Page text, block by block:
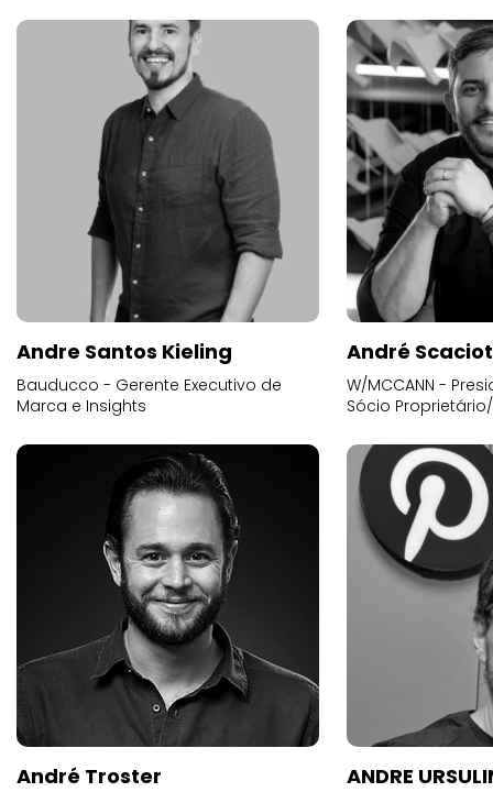
Andre Santos Kieling
Bauducco - Gerente Executivo de
Marca e Insights
André
W/MCCANN -
Sócio
André Troster ANDRE